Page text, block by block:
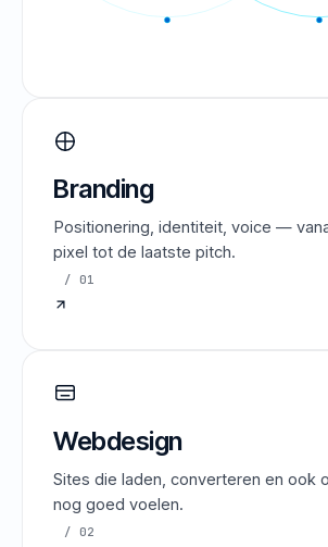
Branding
Positionering, identiteit, voice —
pixel tot de laatste pitch.
/ 01
Webdesign
Sites die laden, converteren en ook
nog goed voelen.
/ 02